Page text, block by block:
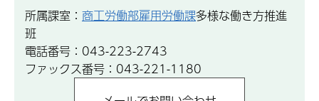
所属課室： 商工労働部雇用労働課多様な働き方推進
班
電話番号：043-223-2743
ファックス番号：043-221-1180